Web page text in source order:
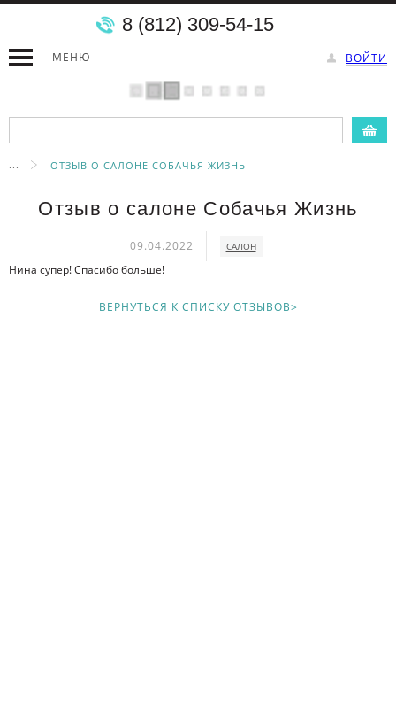
МЕНЮ ВОЙТИ
8 (812) 309-54-15
... ОТЗЫВ О САЛОНЕ СОБАЧЬЯ ЖИЗНЬ
Отзыв о салоне Собачья Жизнь
09.04.2022 САЛОН
Нина супер! Спасибо больше!
ВЕРНУТЬСЯ К СПИСКУ ОТЗЫВОВ